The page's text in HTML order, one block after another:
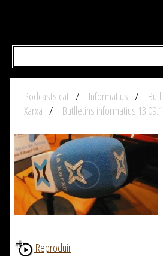
Podcasts.cat Informatius
Xarxa
Butlletins informatius
Reproduir